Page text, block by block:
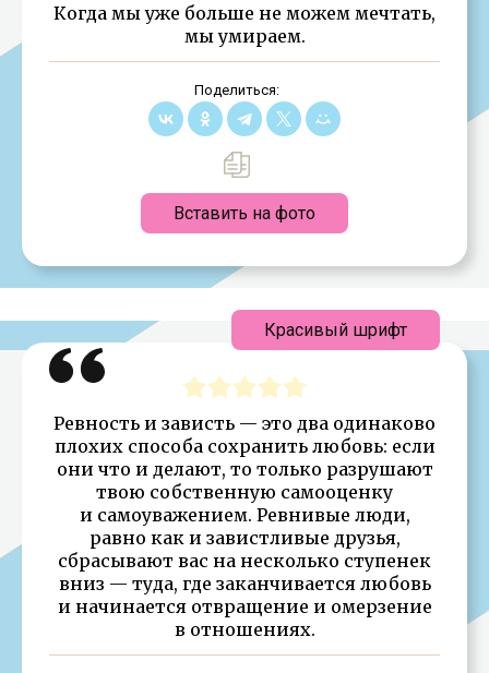
Когда мы уже больше не можем мечтать,
мы умираем.
Поделиться:
Вставить на фото
Ревность и зависть — это два одинаково
плохих способа сохранить любовь: если
они что и делают, то только разрушают
твою собственную самооценку
и самоуважением. Ревнивые люди,
равно как и завистливые друзья,
сбрасывают вас на несколько ступенек
вниз — туда, где заканчивается любовь
и начинается отвращение и омерзение
в отношениях.
Красивый шрифт